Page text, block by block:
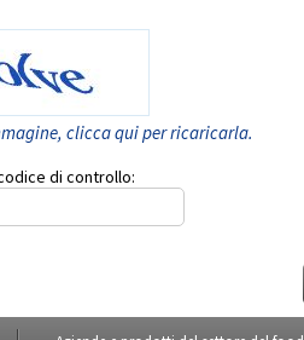
clicca qui per ricaricarla.
di controllo: